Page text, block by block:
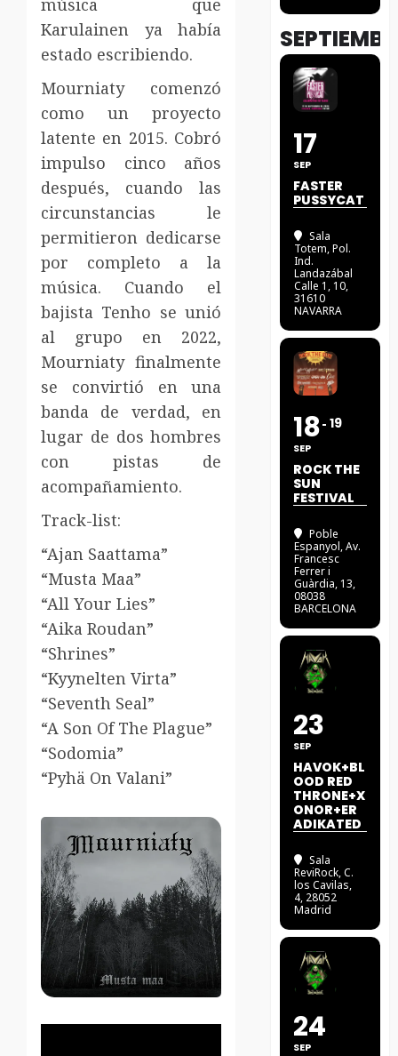
música que
Karulainen ya había
estado escribiendo.
Mourniaty comenzó
como un proyecto
latente en 2015. Cobró
impulso cinco años
después, cuando las
circunstancias le
permitieron dedicarse
por completo a la
música. Cuando el
bajista Tenho se unió
al grupo en 2022,
Mourniaty finalmente
se convirtió en una
banda de verdad, en
lugar de dos hombres
con pistas de
acompañamiento.
Track-list:
“Ajan Saattama”
“Musta Maa”
“All Your Lies”
“Aika Roudan”
“Shrines”
“Kyynelten Virta”
“Seventh Seal”
“A Son Of The Plague”
“Sodomia”
“Pyhä On Valani”
17
SEP
FASTER
PUSSYCAT
Sala
Totem, Pol.
Ind.
Landazábal
Calle 1, 10,
31610
NAVARRA
18
SEP
19
ROCK THE
SUN
FESTIVAL
Poble
Espanyol, Av.
Francesc
Ferrer i
Guàrdia, 13,
08038
BARCELONA
23
SEP
HAVOK+BL
OOD RED
THRONE+X
ONOR+ER
ADIKATED
Sala
ReviRock, C.
los Cavilas,
4, 28052
Madrid
24
SEP